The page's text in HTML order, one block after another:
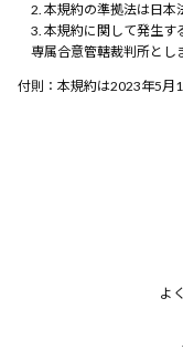
本規約の準拠法は日本
本規約に関して発生す
専属合意管轄裁判所とし
付則：本規約は2023年5月
よ